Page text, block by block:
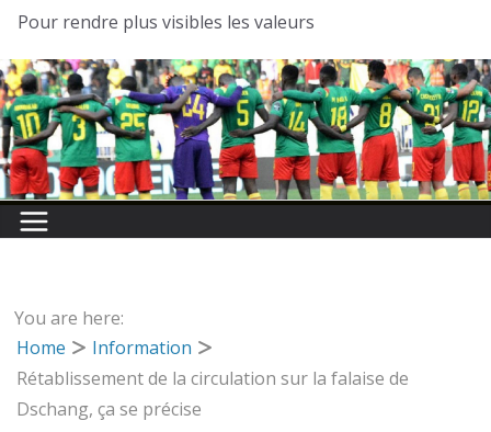
Pour rendre plus visibles les valeurs
You are here:
Home
Information
Rétablissement de la circulation sur la falaise de
Dschang, ça se précise